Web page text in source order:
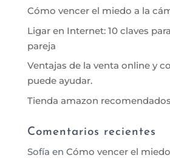
Cómo vencer el miedo a la
Ligar en Internet: 10 claves
pareja
Ventajas de la venta online y
puede ayudar.
Tienda amazon
Comentarios recientes
Sofía en Cómo vencer el